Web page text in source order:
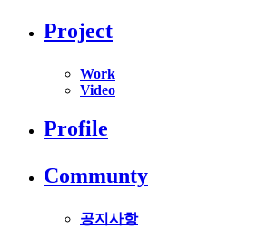
Project
Work
Video
Profile
Communty
공지사항